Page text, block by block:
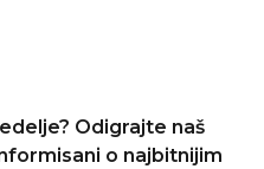
Odigrajte naš
o najbitnijim